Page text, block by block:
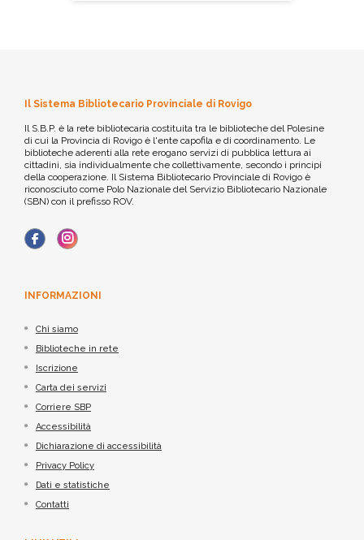
Il Sistema Bibliotecario Provinciale di Rovigo
Il S.B.P. è la rete bibliotecaria costituita tra le biblioteche del Polesine
di cui la Provincia di Rovigo è l'ente capofila e di coordinamento. Le
biblioteche aderenti alla rete erogano servizi di pubblica lettura ai
cittadini, sia individualmente che collettivamente, secondo i principi
della cooperazione. Il Sistema Bibliotecario Provinciale di Rovigo è
riconosciuto come Polo Nazionale del Servizio Bibliotecario Nazionale
(SBN) con il prefisso ROV.
INFORMAZIONI
Chi siamo
Biblioteche in rete
Iscrizione
Carta dei servizi
Corriere SBP
Accessibilità
Dichiarazione di accessibilità
Privacy Policy
Dati e statistiche
Contatti